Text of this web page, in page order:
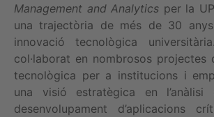
Management and Analytics per la
una trajectòria de més de 30
innovació tecnològica
col·laborat en nombrosos projectes
tecnològica per a institucions i
una visió estratègica en
desenvolupament d’aplicacions